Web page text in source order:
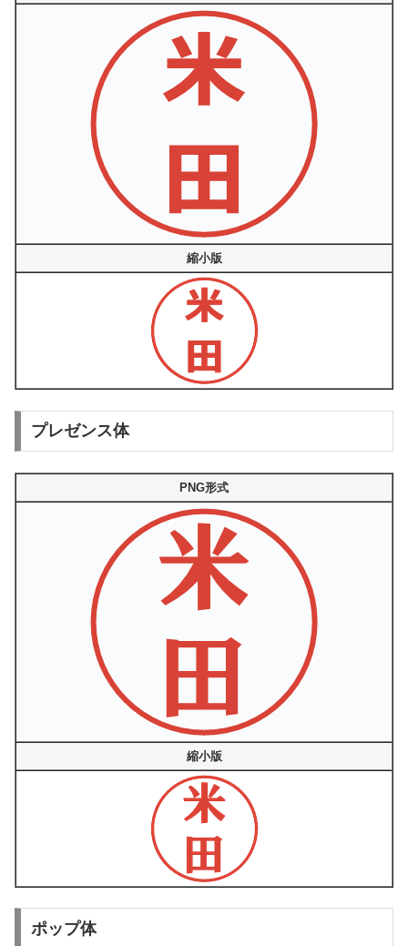
縮小版
プレゼンス体
PNG形式
縮小版
ポップ体